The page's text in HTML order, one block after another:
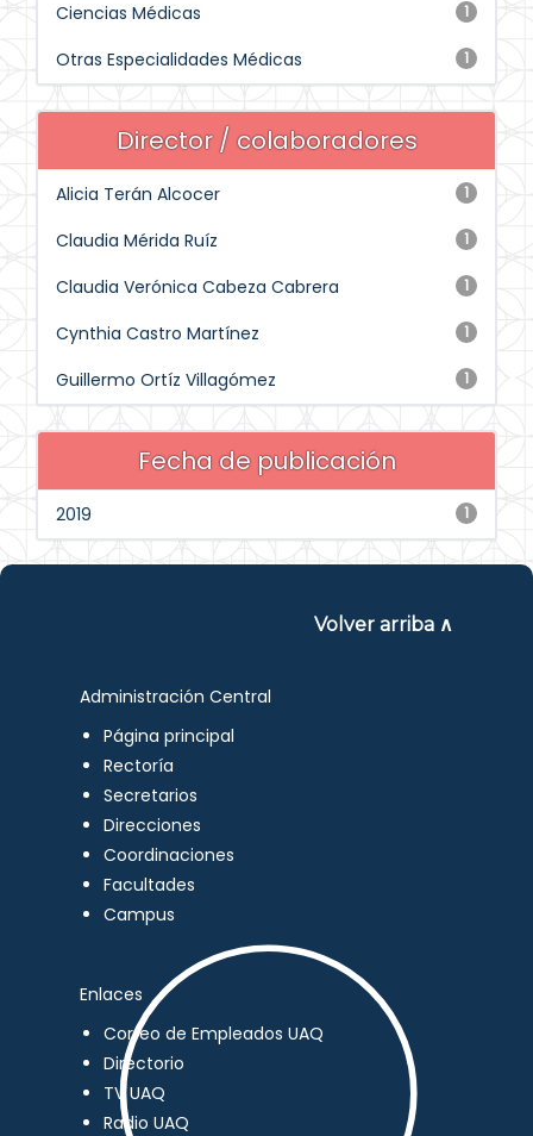
1
Ciencias Médicas
1
Otras Especialidades Médicas
Director / colaboradores
1
Alicia Terán Alcocer
1
Claudia Mérida Ruíz
1
Claudia Verónica Cabeza Cabrera
1
Cynthia Castro Martínez
1
Guillermo Ortíz Villagómez
Fecha de publicación
1
2019
Volver arriba ∧
Administración Central
Página principal
Rectoría
Secretarios
Direcciones
Coordinaciones
Facultades
Campus
Enlaces
Correo de Empleados UAQ
Directorio
TV UAQ
Radio UAQ